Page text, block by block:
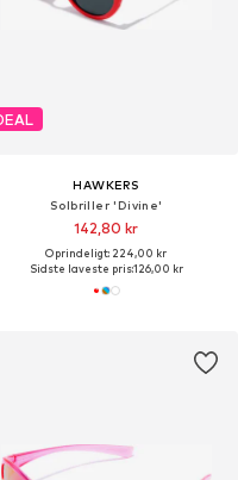
HAWKERS
Solbriller 'Divine'
142,80 kr
Oprindeligt: 224,00 kr
Sidste laveste pris:126,00 kr